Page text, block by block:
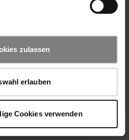
zulassen
erlauben
Cookies verwenden